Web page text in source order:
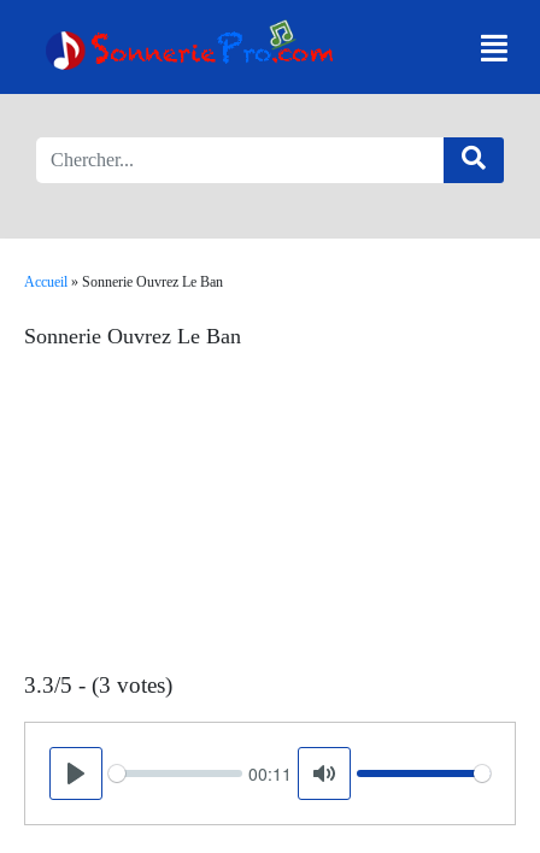
Accueil » Sonnerie Ouvrez Le Ban
Sonnerie Ouvrez Le Ban
3.3/5 - (3 votes)
Play
Seek 00:11
Mute
Volume